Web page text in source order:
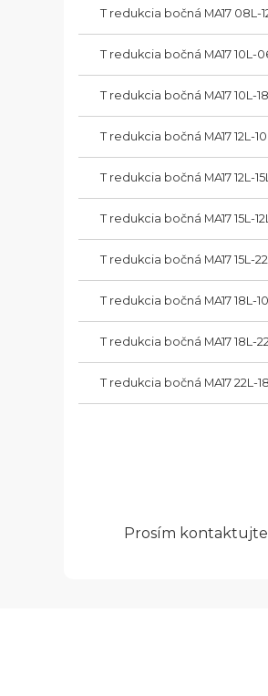
T redukcia bočná MA17 08L-
T redukcia bočná MA17 10L-
T redukcia bočná MA17 10L-
T redukcia bočná MA17 12L-
T redukcia bočná MA17 12L-
T redukcia bočná MA17 15L-
T redukcia bočná MA17 15L-
T redukcia bočná MA17 18L-
T redukcia bočná MA17 18L-
T redukcia bočná MA17 22L-
Prosím